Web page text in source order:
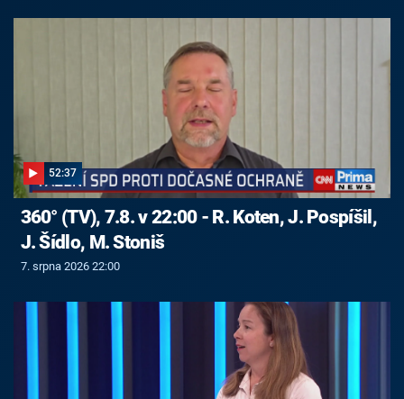
52:37
360° (TV), 7.8. v 22:00 - R. Koten, J. Pospíšil,
J. Šídlo, M. Stoniš
7. srpna 2026 22:00